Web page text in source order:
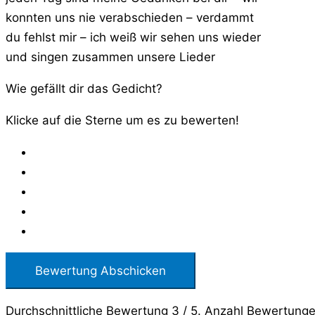
konnten uns nie verabschieden – verdammt
du fehlst mir – ich weiß wir sehen uns wieder
und singen zusammen unsere Lieder
Wie gefällt dir das Gedicht?
Klicke auf die Sterne um es zu bewerten!
Bewertung Abschicken
Durchschnittliche Bewertung 3 / 5. Anzahl